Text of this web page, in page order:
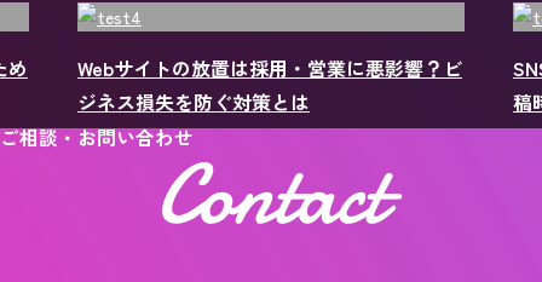
ビ
SNS投稿の最適な時間帯は？成果を高める投
稿時間の分析方法を解説
ご相談・お問い合わせContact